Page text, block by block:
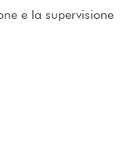
e la supervisione